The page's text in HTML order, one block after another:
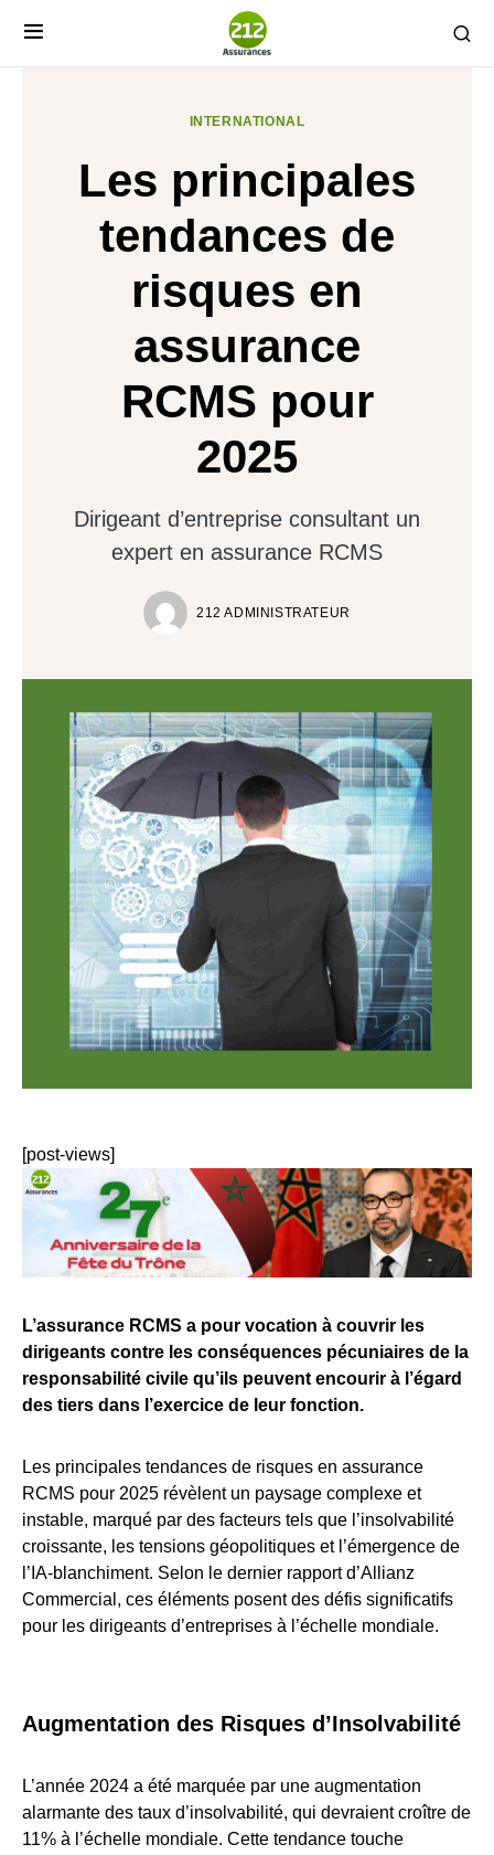
INTERNATIONAL
Les principales
tendances de
risques en
assurance
RCMS pour
2025
Dirigeant d’entreprise consultant un
expert en assurance RCMS
212 ADMINISTRATEUR
[post-views]
L’assurance RCMS a pour vocation à couvrir les
dirigeants contre les conséquences pécuniaires de la
responsabilité civile qu’ils peuvent encourir à l’égard
des tiers dans l’exercice de leur fonction.
Les principales tendances de risques en assurance
RCMS pour 2025 révèlent un paysage complexe et
instable, marqué par des facteurs tels que l’insolvabilité
croissante, les tensions géopolitiques et l’émergence de
l’IA-blanchiment. Selon le dernier rapport d’Allianz
Commercial, ces éléments posent des défis significatifs
pour les dirigeants d’entreprises à l’échelle mondiale.
Augmentation des Risques d’Insolvabilité
L’année 2024 a été marquée par une augmentation
alarmante des taux d’insolvabilité, qui devraient croître de
11% à l’échelle mondiale. Cette tendance touche